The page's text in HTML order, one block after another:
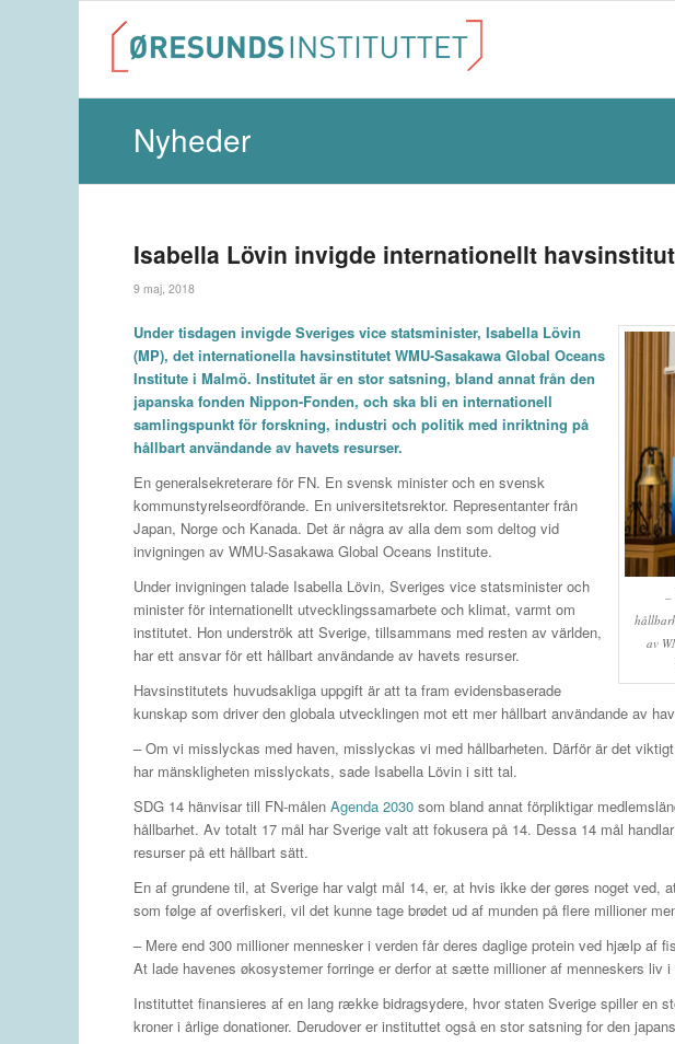
Nyheder
Isabella Lövin invigde internationellt
9 maj, 2018
–
av
Under tisdagen invigde Sveriges vice statsminister, Isabella Lövin
(MP), det internationella havsinstitutet WMU-Sasakawa Global Oceans
Institute i Malmö. Institutet är en stor satsning, bland annat från den
japanska fonden Nippon-Fonden, och ska bli en internationell
samlingspunkt för forskning, industri och politik med inriktning på
hållbart användande av havets resurser.
En generalsekreterare för FN. En svensk minister och en svensk
kommunstyrelseordförande. En universitetsrektor. Representanter från
Japan, Norge och Kanada. Det är några av alla dem som deltog vid
invigningen av WMU-Sasakawa Global Oceans Institute.
Under invigningen talade Isabella Lövin, Sveriges vice statsminister och
minister för internationellt utvecklingssamarbete och klimat, varmt om
institutet. Hon underströk att Sverige, tillsammans med resten av världen,
har ett ansvar för ett hållbart användande av havets resurser.
Havsinstitutets huvudsakliga uppgift är att ta fram evidensbaserade
kunskap som driver den globala utvecklingen mot ett mer hållbart användande av
– Om vi misslyckas med haven, misslyckas vi med hållbarheten. Därför är det
har mänskligheten misslyckats, sade Isabella Lövin i sitt tal.
SDG 14 hänvisar till FN-målen Agenda 2030 som bland annat förpliktigar
hållbarhet. Av totalt 17 mål har Sverige valt att fokusera på 14. Dessa 14 mål
resurser på ett hållbart sätt.
En af grundene til, at Sverige har valgt mål 14, er, at hvis ikke der gøres noget ved,
som følge af overfiskeri, vil det kunne tage brødet ud af munden på flere millioner
– Mere end 300 millioner mennesker i verden får deres daglige protein ved hjælp af
At lade havenes økosystemer forringe er derfor at sætte millioner af menneskers liv i
Instituttet finansieres af en lang række bidragsydere, hvor staten Sverige spiller en
kroner i årlige donationer. Derudover er instituttet også en stor satsning for den